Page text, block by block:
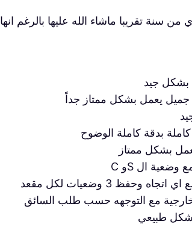
عليها بالرغم انها 8 سرندل الا انها صرف البنزين فيها معقول جداً
بشكل جيد
يعمل بشكل ممتاز جداً
بدقة كاملة الوضوح
بشكل ممتاز
وحفظ 3 وضعيات لكل مقعد
مع التوجهه حسب طلب السائق
طبيعي